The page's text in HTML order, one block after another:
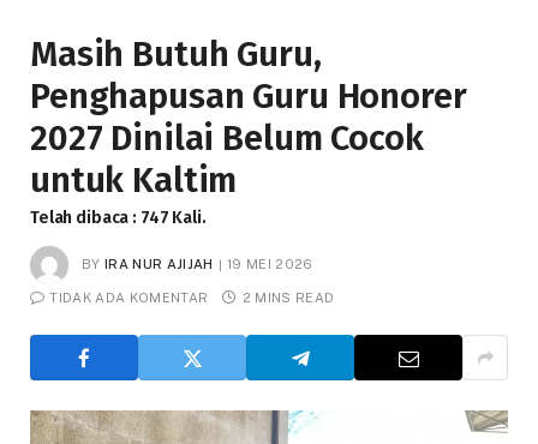
Masih Butuh Guru,
Penghapusan Guru Honorer
2027 Dinilai Belum Cocok
untuk Kaltim
Telah dibaca : 747 Kali.
BY IRA NUR AJIJAH 19 MEI 2026
TIDAK ADA KOMENTAR 2 MINS READ